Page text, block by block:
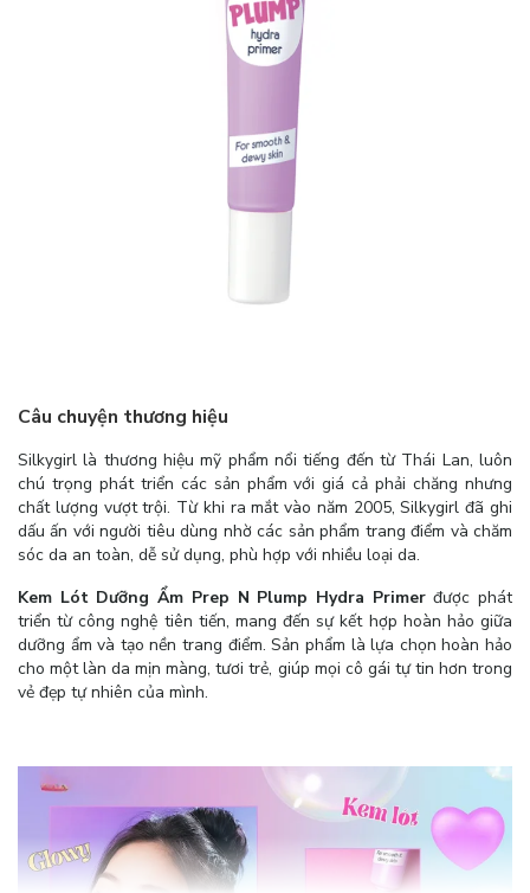
Câu chuyện thương hiệu
Silkygirl là thương hiệu mỹ phẩm nổi tiếng đến từ Thái Lan, luôn
chú trọng phát triển các sản phẩm với giá cả phải chăng nhưng
chất lượng vượt trội. Từ khi ra mắt vào năm 2005, Silkygirl đã ghi
dấu ấn với người tiêu dùng nhờ các sản phẩm trang điểm và chăm
sóc da an toàn, dễ sử dụng, phù hợp với nhiều loại da.
Kem Lót Dưỡng Ẩm Prep N Plump Hydra Primerđược phát
triển từ công nghệ tiên tiến, mang đến sự kết hợp hoàn hảo giữa
dưỡng ẩm và tạo nền trang điểm. Sản phẩm là lựa chọn hoàn hảo
cho một làn da mịn màng, tươi trẻ, giúp mọi cô gái tự tin hơn trong
vẻ đẹp tự nhiên của mình.